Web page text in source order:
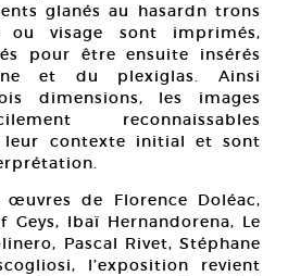
glanés au hasardn trons
ou visage sont imprimés,
pour être ensuite insérés
et du plexiglas. Ainsi
dimensions, les images
reconnaissables
leur contexte initial et sont
œuvres de Florence Doléac,
Geys, Ibaï Hernandorena, Le
Pascal Rivet, Stéphane
l’exposition revient